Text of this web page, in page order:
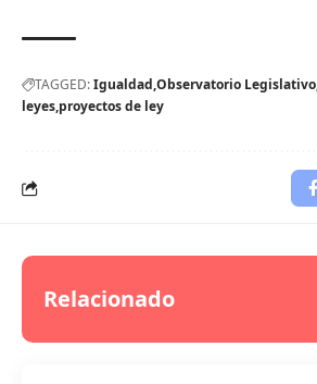
TAGGED:Igualdad Observatorio Legislativo
leyes proyectos de ley
Relacionado